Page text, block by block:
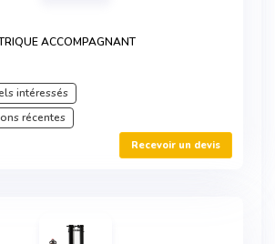
ACCOMPAGNANT
intéressés
récentes
Recevoir un devis